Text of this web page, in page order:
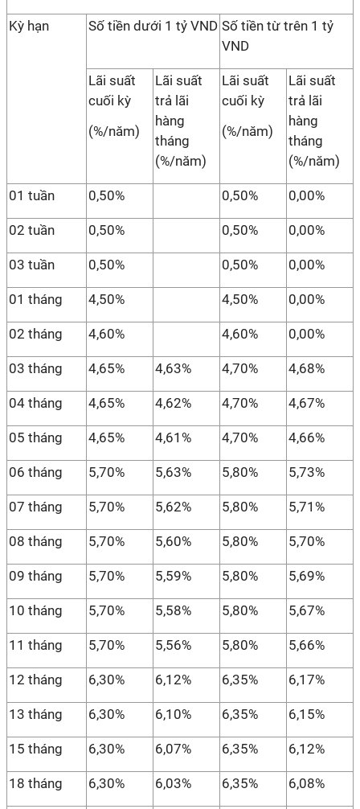
Kỳ hạn Số tiền dưới 1 tỷ VND Số tiền từ trên 1 tỷ
VND
Lãi suất
cuối kỳ
(%/năm)
Lãi suất
trả lãi
hàng
tháng
(%/năm)
Lãi suất
cuối kỳ
(%/năm)
Lãi suất
trả lãi
hàng
tháng
(%/năm)
01 tuần 0,50% 0,50% 0,00%
02 tuần 0,50% 0,50% 0,00%
03 tuần 0,50% 0,50% 0,00%
01 tháng 4,50% 4,50% 0,00%
02 tháng 4,60% 4,60% 0,00%
03 tháng 4,65% 4,63% 4,70% 4,68%
04 tháng 4,65% 4,62% 4,70% 4,67%
05 tháng 4,65% 4,61% 4,70% 4,66%
06 tháng 5,70% 5,63% 5,80% 5,73%
07 tháng 5,70% 5,62% 5,80% 5,71%
08 tháng 5,70% 5,60% 5,80% 5,70%
09 tháng 5,70% 5,59% 5,80% 5,69%
10 tháng 5,70% 5,58% 5,80% 5,67%
11 tháng 5,70% 5,56% 5,80% 5,66%
12 tháng 6,30% 6,12% 6,35% 6,17%
13 tháng 6,30% 6,10% 6,35% 6,15%
15 tháng 6,30% 6,07% 6,35% 6,12%
18 tháng 6,30% 6,03% 6,35% 6,08%